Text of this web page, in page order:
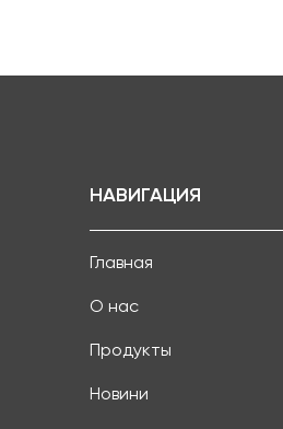
НАВИГАЦИЯ
Главная
О нас
Продукты
Новини